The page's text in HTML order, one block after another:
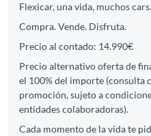
Flexicar, una vida, muchos cars.
Compra. Vende. Disfruta.
Precio al contado: 14.990€
Precio alternativo oferta de
el 100% del importe (consulta
promoción, sujeto a
entidades colaboradoras).
Cada momento de la vida te